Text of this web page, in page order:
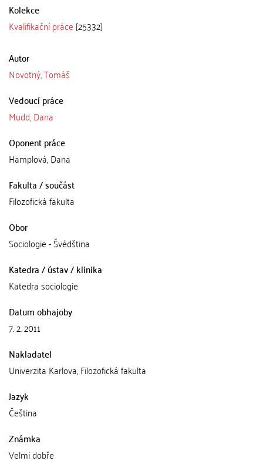
Kolekce
Kvalifikační práce [25332]
Autor
Novotný, Tomáš
Vedoucí práce
Mudd, Dana
Oponent práce
Hamplová, Dana
Fakulta / součást
Filozofická fakulta
Obor
Sociologie - Švédština
Katedra / ústav / klinika
Katedra sociologie
Datum obhajoby
7. 2. 2011
Nakladatel
Univerzita Karlova, Filozofická fakulta
Jazyk
Čeština
Známka
Velmi dobře